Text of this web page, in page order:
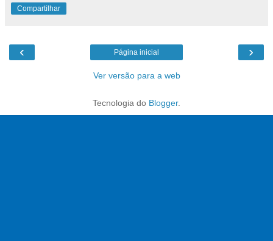
Compartilhar
‹ ›
Página inicial
Ver versão para a web
Tecnologia do Blogger.